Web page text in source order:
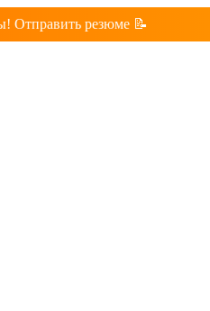
Отправить резюме 📝